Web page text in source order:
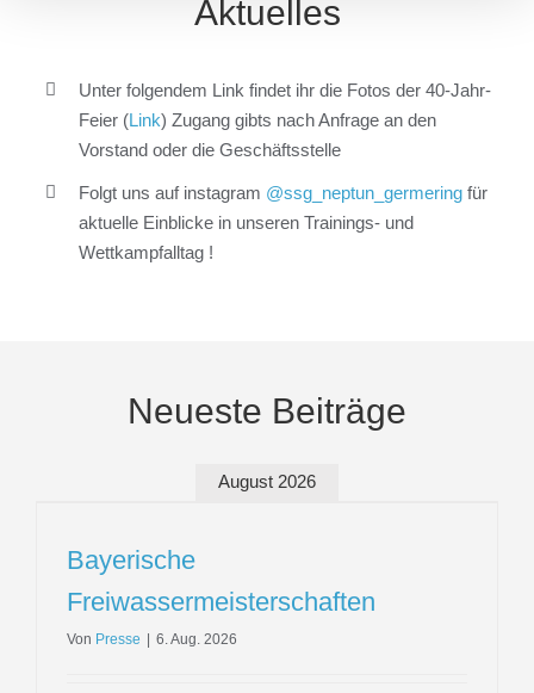
Aktuelles
Unter folgendem Link findet ihr die Fotos der 40-Jahr-
Feier (Link) Zugang gibts nach Anfrage an den
Vorstand oder die Geschäftsstelle
Folgt uns auf instagram @ssg_neptun_germering für
aktuelle Einblicke in unseren Trainings- und
Wettkampfalltag !
Neueste Beiträge
August 2026
Bayerische
Freiwassermeisterschaften
Von Presse | 6. Aug. 2026